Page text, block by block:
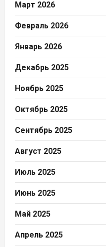
Март 2026
Февраль 2026
Январь 2026
Декабрь 2025
Ноябрь 2025
Октябрь 2025
Сентябрь 2025
Август 2025
Июль 2025
Июнь 2025
Май 2025
Апрель 2025